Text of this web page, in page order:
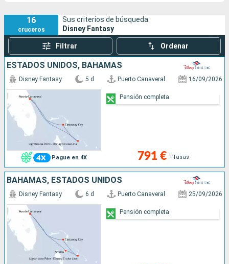
astilleros Meyer Werft de Papenburg - Alemania. Mide 339,8
metros de largo, 37 metros de ancho y tiene un tonelaje de
129.690 toneladas. Sus líneas rinden homenaje a los míticos
transatlánticos de los años 30.
16
cruceros
Sus criterios de búsqueda:
Disney Fantasy
Filtrar Ordenar
ESTADOS UNIDOS, BAHAMAS
Pague en 4X
Disney Fantasy 5 d Puerto Canaveral 16/09/2026
791 € +Tasas
Pensión completa
BAHAMAS, ESTADOS UNIDOS
Disney Fantasy 6 d Puerto Canaveral 25/09/2026
Pensión completa